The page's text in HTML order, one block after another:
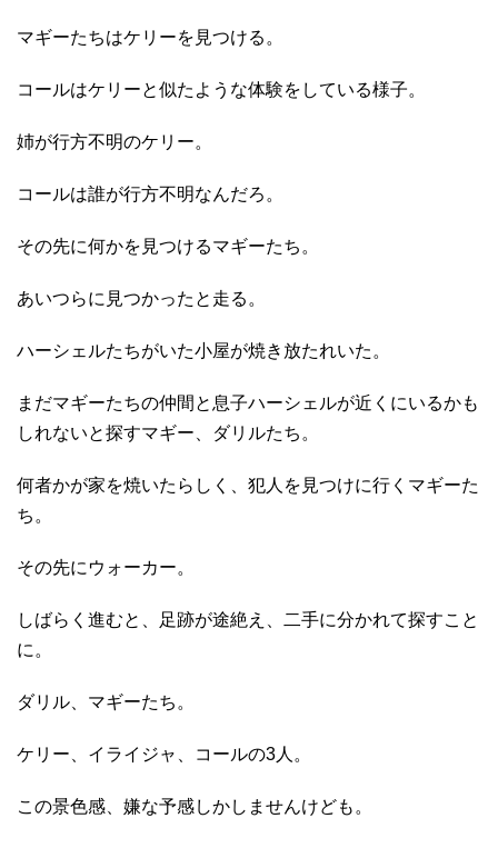
マギーたちはケリーを見つける。
コールはケリーと似たような体験をしている様子。
姉が行方不明のケリー。
コールは誰が行方不明なんだろ。
その先に何かを見つけるマギーたち。
あいつらに見つかったと走る。
ハーシェルたちがいた小屋が焼き放たれいた。
まだマギーたちの仲間と息子ハーシェルが近くにいるかも
しれないと探すマギー、ダリルたち。
何者かが家を焼いたらしく、犯人を見つけに行くマギーた
ち。
その先にウォーカー。
しばらく進むと、足跡が途絶え、二手に分かれて探すこと
に。
ダリル、マギーたち。
ケリー、イライジャ、コールの3人。
この景色感、嫌な予感しかしませんけども。